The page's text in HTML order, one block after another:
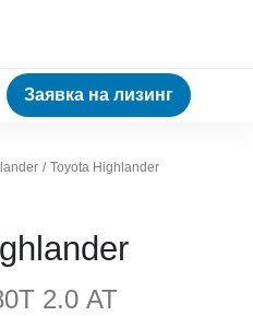
Заявка на лизинг
Toyota Highlander
2.0 АТ